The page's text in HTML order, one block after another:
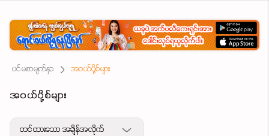
ပင်မစာမျက်နှာ အဝယ်ပို့စ်များ
အဝယ်ပို့စ်များ
တင်ထားသော အချိန်အလိုက်